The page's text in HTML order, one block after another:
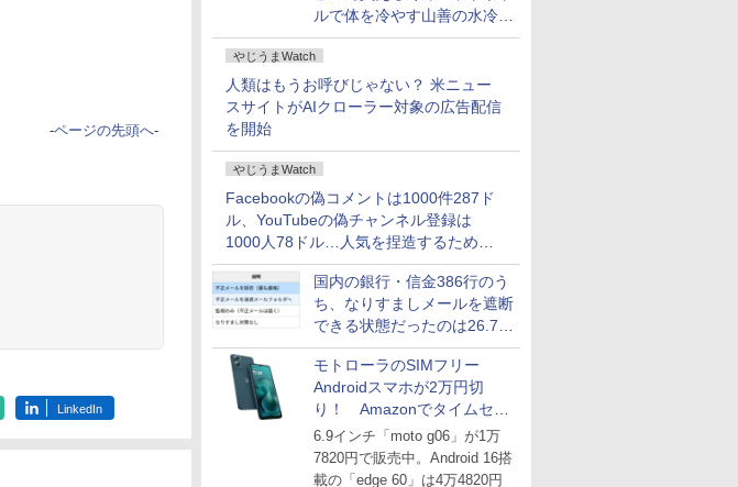
ルで体を冷やす山善の水冷ベ
ストがロードバイクにちょう
どいい【ぼっち・ざ・ろー
ど！その14】
やじうまWatch
人類はもうお呼びじゃない？ 米ニュー
スサイトがAIクローラー対象の広告配信
を開始
やじうまWatch
Facebookの偽コメントは1000件287ド
ル、YouTubeの偽チャンネル登録は
1000人78ドル…人気を捏造するための
価格リストが公開中
国内の銀行・信金386行のう
ち、なりすましメールを遮断
できる状態だったのは26.7％
にとどまる～GMOブランド
セキュリティ調査
モトローラのSIMフリー
Androidスマホが2万円切
り！ Amazonでタイムセー
ル
6.9インチ「moto g06」が1万
7820円で販売中。Android 16搭
載の「edge 60」は4万4820円
-ページの先頭へ-
LinkedIn